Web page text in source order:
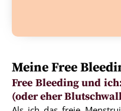
Meine Free
Free Bleeding und
(oder eher